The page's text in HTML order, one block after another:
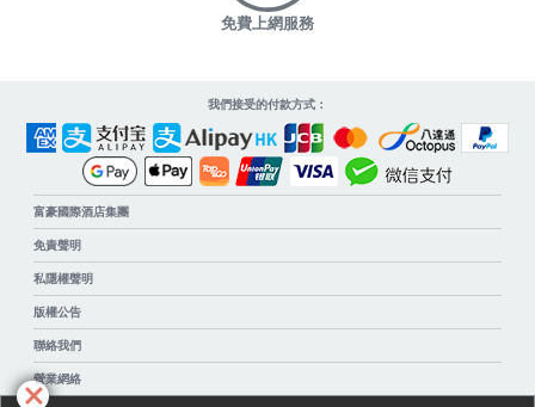
免費上網服務
富豪國際酒店集團
免責聲明
私隱權聲明
版權公告
聯絡我們
營業網絡
我們接受的付款方式：